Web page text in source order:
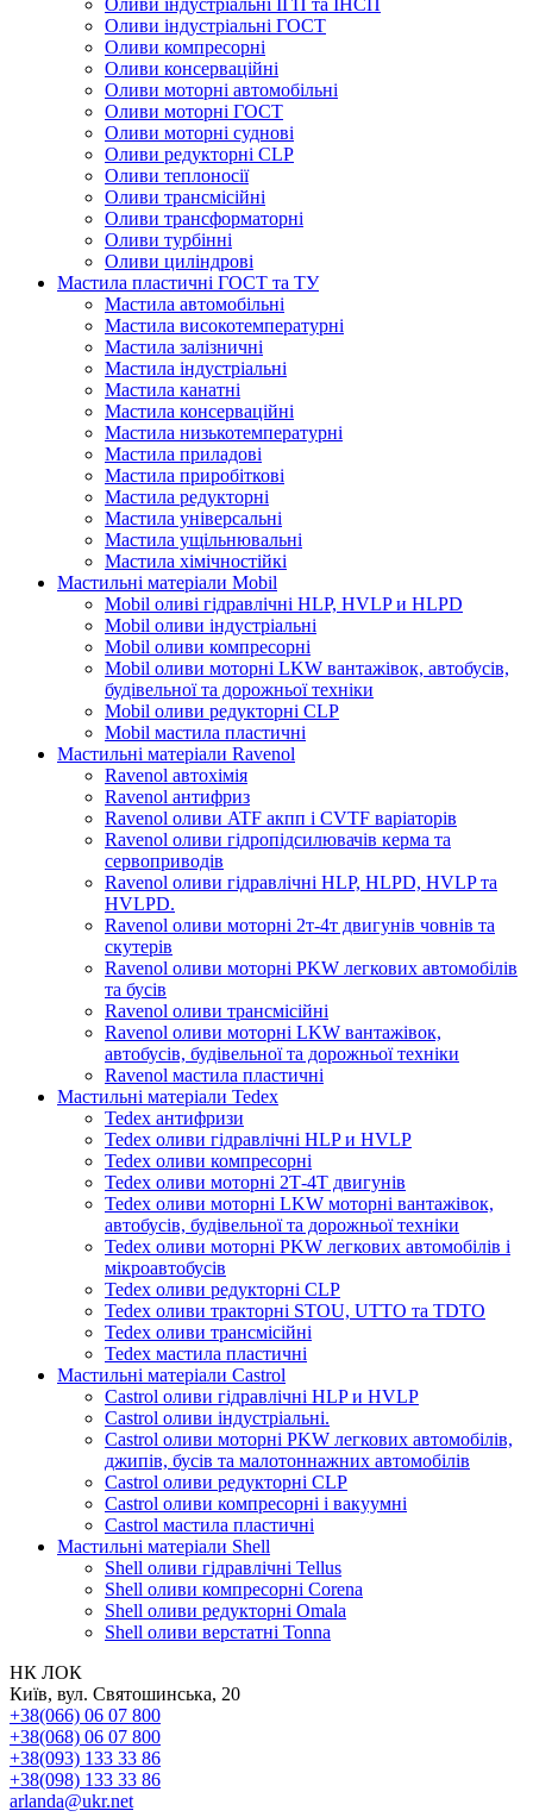
Оливи індустріальні ГОСТ
Оливи компресорні
Оливи консерваційні
Оливи моторні автомобільні
Оливи моторні ГОСТ
Оливи моторні суднові
Оливи редукторні CLP
Оливи теплоносії
Оливи трансмісійні
Оливи трансформаторні
Оливи турбінні
Оливи циліндрові
Мастила пластичні ГОСТ та ТУ
Мастила автомобільні
Мастила високотемпературні
Мастила залізничні
Мастила індустріальні
Мастила канатні
Мастила консерваційні
Мастила низькотемпературні
Мастила приладові
Мастила приробіткові
Мастила редукторні
Мастила універсальні
Мастила ущільнювальні
Мастила хімічностійкі
Мастильні матеріали Mobil
Mobil оливі гідравлічні HLP, HVLP и HLPD
Mobil оливи індустріальні
Mobil оливи компресорні
Mobil оливи моторні LKW вантажівок, автобусів,
будівельної та дорожньої техніки
Mobil оливи редукторні CLP
Mobil мастила пластичні
Мастильні матеріали Ravenol
Ravenol автохімія
Ravenol антифриз
Ravenol оливи ATF акпп і CVTF варіаторів
Ravenol оливи гідропідсилювачів керма та
сервоприводів
Ravenol оливи гідравлічні HLP, HLPD, HVLP та
HVLPD.
Ravenol оливи моторні 2т-4т двигунів човнів та
скутерів
Ravenol оливи моторні PKW легкових автомобілів
та бусів
Ravenol оливи трансмісійні
Ravenol оливи моторні LKW вантажівок,
автобусів, будівельної та дорожньої техніки
Ravenol мастила пластичні
Мастильні матеріали Tedex
Tedex антифризи
Tedex оливи гідравлічні HLP и HVLP
Tedex оливи компресорні
Tedex оливи моторні 2Т-4Т двигунів
Tedex оливи моторні LKW моторні вантажівок,
автобусів, будівельної та дорожньої техніки
Tedex оливи моторні PKW легкових автомобілів і
мікроавтобусів
Tedex оливи редукторні CLP
Tedex оливи тракторні STOU, UTTO та TDTO
Tedex оливи трансмісійні
Tedex мастила пластичні
Мастильні матеріали Castrol
Castrol оливи гідравлічні HLP и HVLP
Castrol оливи індустріальні.
Castrol оливи моторні PKW легкових автомобілів,
джипів, бусів та малотоннажних автомобілів
Castrol оливи редукторні CLP
Castrol оливи компресорні і вакуумні
Castrol мастила пластичні
Мастильні матеріали Shell
Shell оливи гідравлічні Tellus
Shell оливи компресорні Corena
Shell оливи редукторні Omala
Shell оливи верстатні Tonna
НК ЛОК
Київ, вул. Святошинська, 20
+38(066) 06 07 800
+38(068) 06 07 800
+38(093) 133 33 86
+38(098) 133 33 86
arlanda@ukr.net